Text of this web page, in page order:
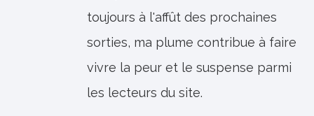
toujours à l'affût des prochaines
sorties, ma plume contribue à faire
vivre la peur et le suspense parmi
les lecteurs du site.